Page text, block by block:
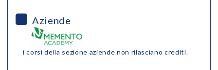
Aziende
i corsi della sezione aziende non rilasciano crediti.